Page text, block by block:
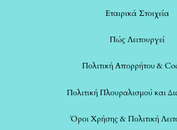
Εταιρικά Στοιχεία
Πώς Λειτουργεί
Πολιτική Απορρήτου &
Πολιτική Πλουραλισμού και
Όροι Χρήσης & Πολιτική